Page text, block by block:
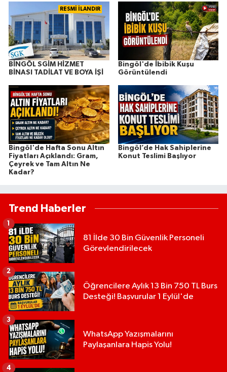
RESMİ İLANDIR
BİNGÖL SGİM HİZMET
BİNASI TADİLAT VE BOYA İŞİ
Bingöl'de İbibik Kuşu
Görüntülendi
Bingöl'de Hafta Sonu Altın
Fiyatları Açıklandı: Gram,
Çeyrek ve Tam Altın Ne
Kadar?
Bingöl’de Hak Sahiplerine
Konut Teslimi Başlıyor
Trend Haberler
81 İlde 30 Bin Güvenlik Personeli
Görevlendirilecek
1
Öğrencilere Aylık 13 Bin 750 TL Burs
Desteği! Başvurular 1 Eylül'de
2
WhatsApp Yazışmalarını
Paylaşanlara Hapis Yolu!
3
4